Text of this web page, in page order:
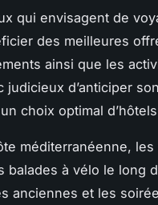
qui envisagent de
des meilleures
ainsi que les
judicieux d’anticiper
choix optimal
méditerranéenne,
balades à vélo le long
anciennes et les